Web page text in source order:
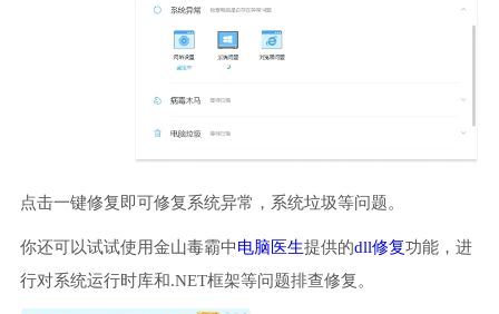
点击一键修复即可修复系统异常，系统垃圾等问题。
你还可以试试使用金山毒霸中电脑医生提供的dll修复功能，进
行对系统运行时库和.NET框架等问题排查修复。